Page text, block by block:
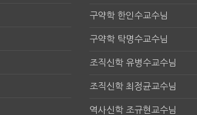
구약학 한인수교수님
구약학 탁명수교수님
조직신학 유병수교수님
조직신학 최정균교수님
역사신학 조규현교수님